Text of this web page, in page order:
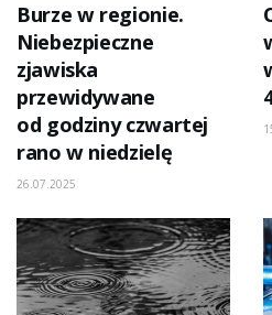
Burze w regionie.
Niebezpieczne
zjawiska
przewidywane
od godziny czwartej
rano w niedzielę
26.07.2025